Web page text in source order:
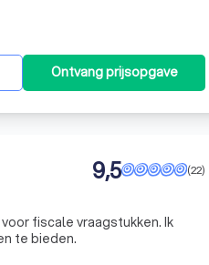
Ontvang prijsopgave
(22)
9,5
fiscale vraagstukken. Ik
te bieden.